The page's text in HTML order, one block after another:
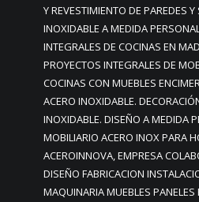
Y REVESTIMIENTO DE PAREDES
INOXIDABLE A MEDIDA
INTEGRALES DE COCINAS EN
PROYECTOS INTEGRALES DE
COCINAS CON MUEBLES
ACERO INOXIDABLE.
INOXIDABLE. DISEÑO A MEDIDA
MOBILIARIO ACERO INOX PARA
ACEROINNOVA, EMPRESA
DISEÑO FABRICACION
MAQUINARIA MUEBLES PANELES